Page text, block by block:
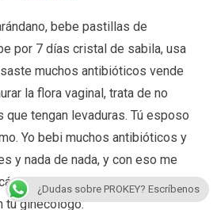
bebe pastillas de
por 7 días cristal de sabila, usa
muchos antibióticos vende
la flora vaginal, trata de no
que tengan levaduras. Tú esposo
Yo bebi muchos antibióticos y
y nada de nada, y con eso me
que tienes pero si es otro
tu ginecólogo.
¿Dudas sobre PROKEY? Escríbenos